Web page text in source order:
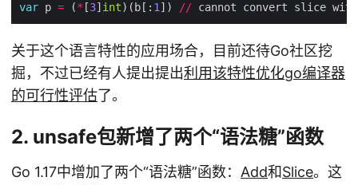
var p = (* [3] int)(b[: 1]) // cannot convert slice
关于这个语言特性的应用场合，目前还待Go社区挖
掘，不过已经有人提出提出利用该特性优化go编译器
的可行性评估了。
2. unsafe包新增了两个“语法糖”函数
Go 1.17中增加了两个“语法糖”函数： Add和Slice。这